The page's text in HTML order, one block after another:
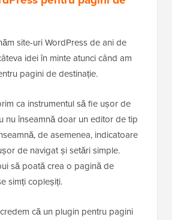
site-uri WordPress de ani de
idei în minte atunci când am
pagini de destinație.
ca instrumentul să fie ușor de
nu înseamnă doar un editor de tip
de asemenea, indicatoare
de navigat și setări simple.
să poată crea o pagină de
simți copleșiți.
că un plugin pentru pagini